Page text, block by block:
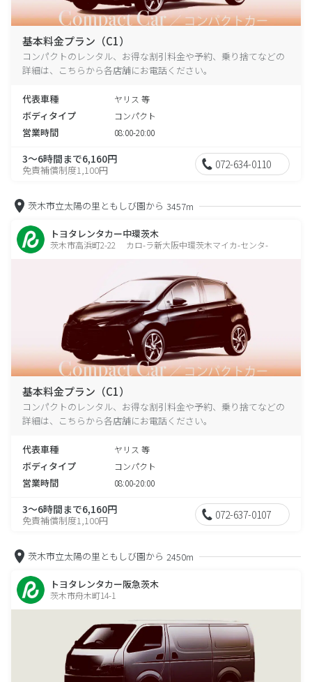
基本料金プラン（C1）
コンパクトのレンタル、お得な割引料金や予約、乗り捨てなどの
詳細は、こちらから各店舗にお電話ください。
代表車種 ヤリス 等
ボディタイプ コンパクト
営業時間 08:00-20:00
3～6時間まで6,160円
免責補償制度1,100円 072-634-0110
茨木市立太陽の里ともしび園から 3457m
トヨタレンタカー中環茨木
茨木市高浜町2-22 カロ-ラ新大阪中環茨木マイカ-センタ-
基本料金プラン（C1）
コンパクトのレンタル、お得な割引料金や予約、乗り捨てなどの
詳細は、こちらから各店舗にお電話ください。
代表車種 ヤリス 等
ボディタイプ コンパクト
営業時間 08:00-20:00
3～6時間まで6,160円
免責補償制度1,100円 072-637-0107
茨木市立太陽の里ともしび園から 2450m
トヨタレンタカー阪急茨木
茨木市舟木町14-1